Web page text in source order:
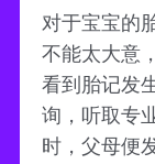
对于宝宝的
不能太大意
看到胎记发
询，听取专
时，父母便